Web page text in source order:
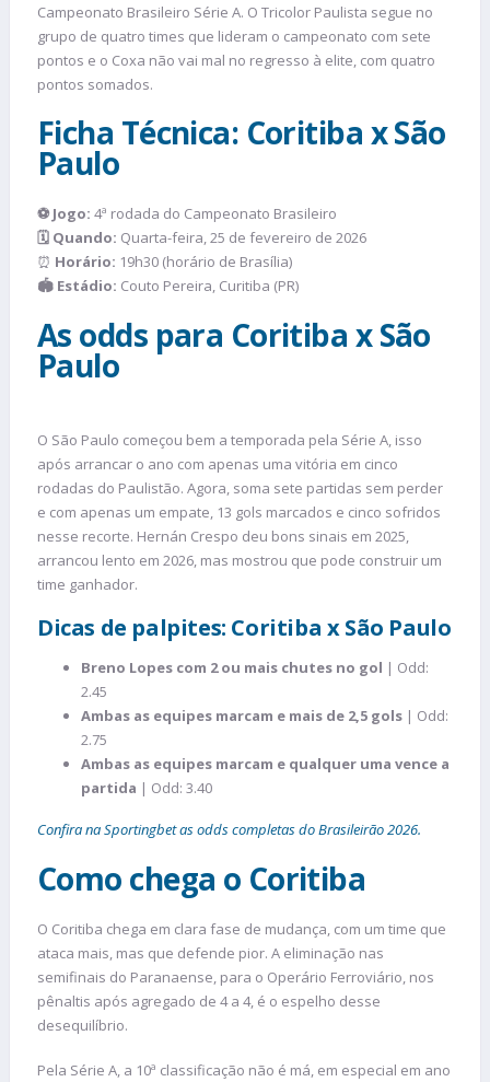
Campeonato Brasileiro Série A. O Tricolor Paulista segue no
grupo de quatro times que lideram o campeonato com sete
pontos e o Coxa não vai mal no regresso à elite, com quatro
pontos somados.
Ficha Técnica: Coritiba x São
Paulo
⚽ Jogo: 4ª rodada do Campeonato Brasileiro
🗓️ Quando: Quarta-feira, 25 de fevereiro de 2026
⏰ Horário: 19h30 (horário de Brasília)
🏟️ Estádio: Couto Pereira, Curitiba (PR)
As odds para Coritiba x São
Paulo
O São Paulo começou bem a temporada pela Série A, isso
após arrancar o ano com apenas uma vitória em cinco
rodadas do Paulistão. Agora, soma sete partidas sem perder
e com apenas um empate, 13 gols marcados e cinco sofridos
nesse recorte. Hernán Crespo deu bons sinais em 2025,
arrancou lento em 2026, mas mostrou que pode construir um
time ganhador.
Dicas de palpites: Coritiba x São Paulo
Breno Lopes com 2 ou mais chutes no gol | Odd:
2.45
Ambas as equipes marcam e mais de 2,5 gols | Odd:
2.75
Ambas as equipes marcam e qualquer uma vence a
partida | Odd: 3.40
Confira na Sportingbet as odds completas do Brasileirão 2026.
Como chega o Coritiba
O Coritiba chega em clara fase de mudança, com um time que
ataca mais, mas que defende pior. A eliminação nas
semifinais do Paranaense, para o Operário Ferroviário, nos
pênaltis após agregado de 4 a 4, é o espelho desse
desequilíbrio.
Pela Série A, a 10ª classificação não é má, em especial em ano